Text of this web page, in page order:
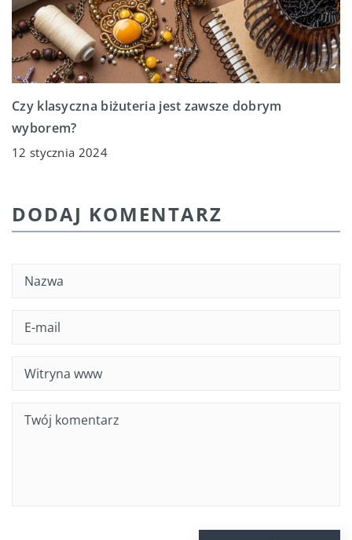
Czy klasyczna biżuteria jest zawsze dobrym
wyborem?
12 stycznia 2024
DODAJ KOMENTARZ